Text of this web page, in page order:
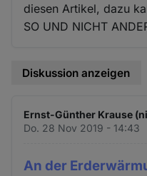
diesen Artikel, dazu
SO UND NICHT
Diskussion anzeigen
Ernst-Günther Krause
Do. 28 Nov 2019 - 14:43
An der